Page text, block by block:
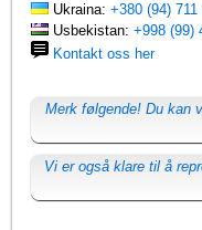
Ukraina:+380 (94) 711
Usbekistan:+998 (99)
Kontakt oss her
Merk følgende! Du kan
Vi er også klare til å